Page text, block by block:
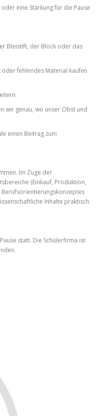
eine Stärkung für die Pause
Bleistift, der Block oder das
oder fehlendes Material kaufen
wir genau, wo unser Obst und
einen Beitrag zum
Im Zuge der
(Einkauf, Produktion,
Berufsorientierungskonzeptes
Inhalte praktisch
statt. Die Schülerfirma ist